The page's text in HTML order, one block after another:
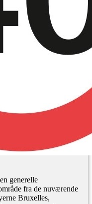
generelle
fra de nuværende
Bruxelles,